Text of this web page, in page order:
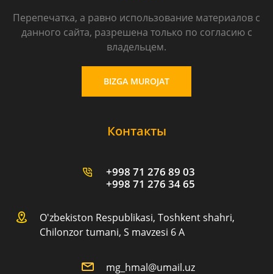
Перепечатка, а равно использование материалов с
данного сайта, разрешена только по согласию с
владельцем.
BIZGA MUROJAT
Контакты
+998 71 276 89 03
+998 71 276 34 65
O'zbekiston Respublikasi, Toshkent shahri,
Chilonzor tumani, S mavzesi 6 A
mg_hmal@umail.uz